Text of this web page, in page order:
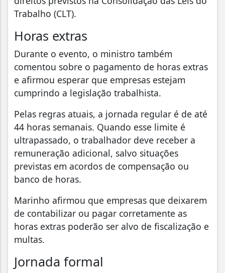
Trabalho (CLT).
Horas extras
Durante o evento, o ministro também
comentou sobre o pagamento de horas extras
e afirmou esperar que empresas estejam
cumprindo a legislação trabalhista.
Pelas regras atuais, a jornada regular é de até
44 horas semanais. Quando esse limite é
ultrapassado, o trabalhador deve receber a
remuneração adicional, salvo situações
previstas em acordos de compensação ou
banco de horas.
Marinho afirmou que empresas que deixarem
de contabilizar ou pagar corretamente as
horas extras poderão ser alvo de fiscalização e
multas.
Jornada formal